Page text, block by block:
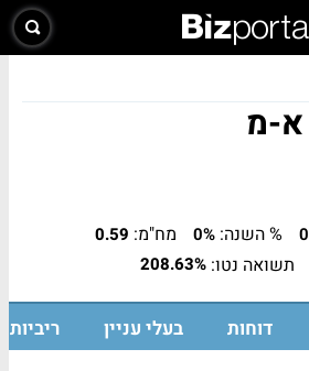
א-מ
% השנה: 0% מח"מ: 0.59
תשואה נטו: 208.63%
דוחות בעלי עניין ריביות